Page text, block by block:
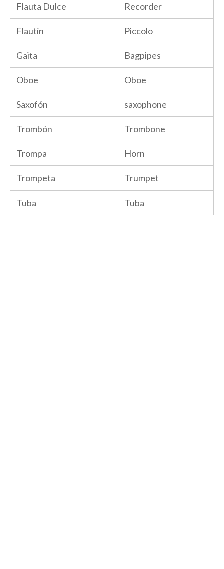
Flauta Dulce Recorder
Flautín Piccolo
Gaita Bagpipes
Oboe Oboe
Saxofón saxophone
Trombón Trombone
Trompa Horn
Trompeta Trumpet
Tuba Tuba